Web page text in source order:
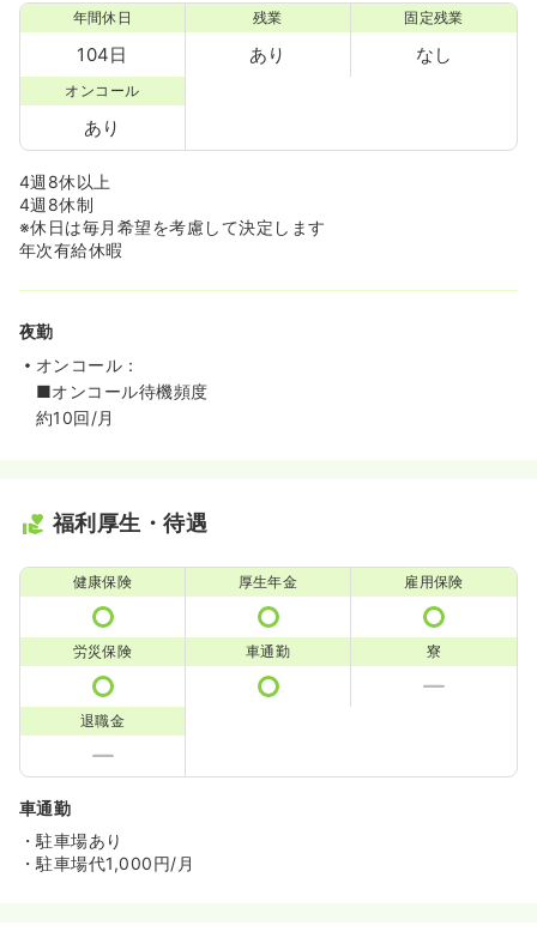
年間休日
104日
残業
あり
固定残業
なし
オンコール
あり
4週8休以上
4週8休制
※休日は毎月希望を考慮して決定します
年次有給休暇
夜勤
オンコール：
■オンコール待機頻度
約10回/月
福利厚生・待遇
健康保険 厚生年金 雇用保険
労災保険 車通勤 寮
退職金
車通勤
・駐車場あり
・駐車場代1,000円/月